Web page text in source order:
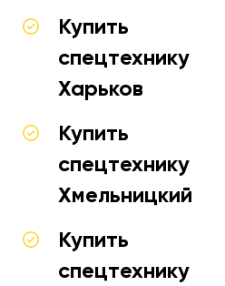
Купить
спецтехнику
Харьков
Купить
спецтехнику
Хмельницкий
Купить
спецтехнику